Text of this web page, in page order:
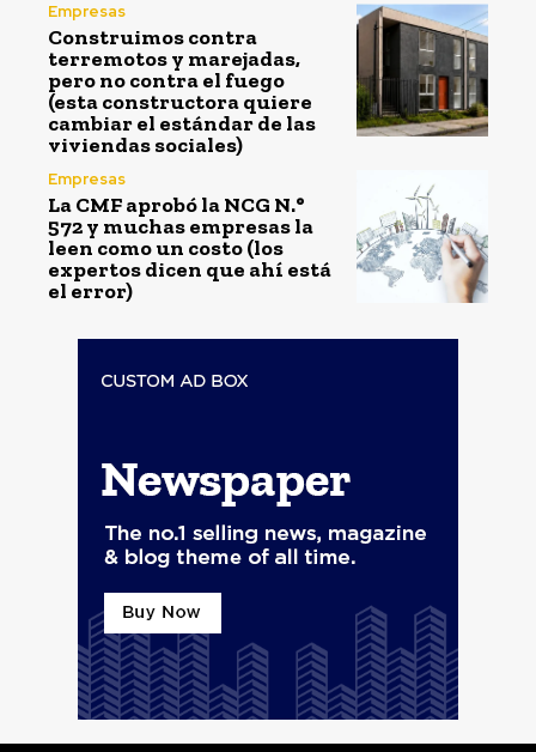
Empresas
Construimos contra
terremotos y marejadas,
pero no contra el fuego
(esta constructora quiere
cambiar el estándar de las
viviendas sociales)
Empresas
La CMF aprobó la NCG N.°
572 y muchas empresas la
leen como un costo (los
expertos dicen que ahí está
el error)